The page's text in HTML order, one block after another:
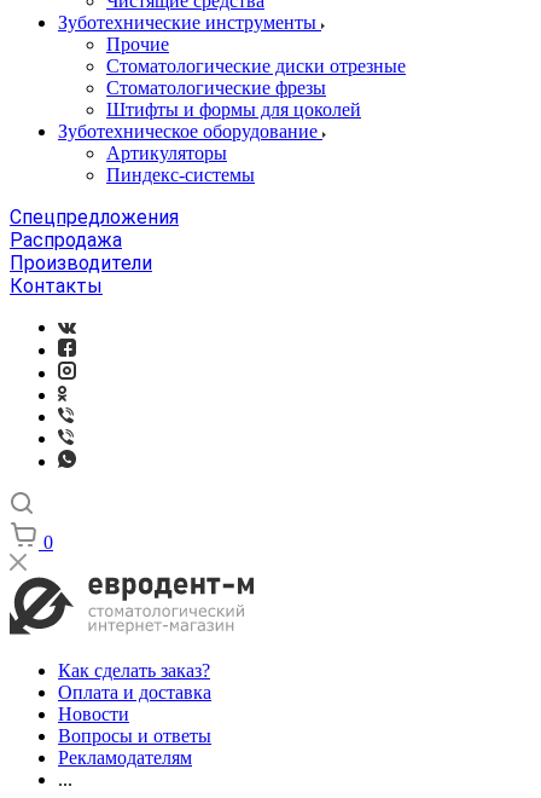
Зуботехнические инструменты
Прочие
Стоматологические диски отрезные
Стоматологические фрезы
Штифты и формы для цоколей
Зуботехническое оборудование
Артикуляторы
Пиндекс-системы
Спецпредложения
Распродажа
Производители
Контакты
0
Как сделать заказ?
Оплата и доставка
Новости
Вопросы и ответы
Рекламодателям
...